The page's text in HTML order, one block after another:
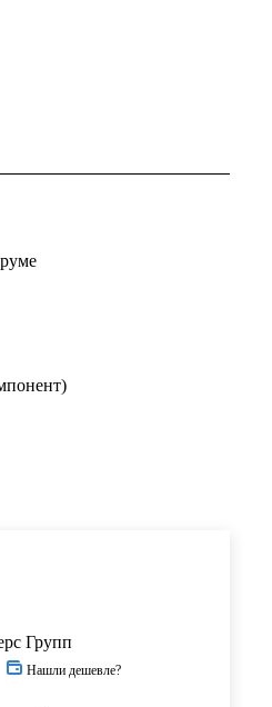
Групп
Нашли дешевле?